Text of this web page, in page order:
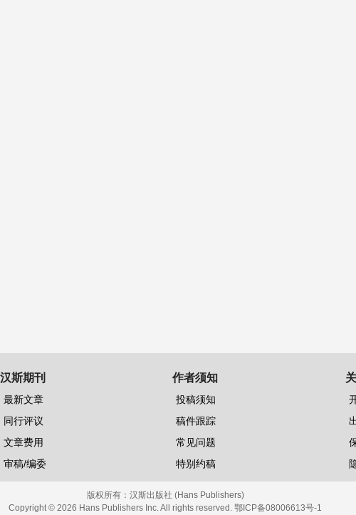
汉斯期刊
最新文章
同行评议
文章费用
审稿/编委
作者须知
投稿须知
稿件跟踪
常见问题
特别约稿
版权所有： 汉斯出版社 (Hans Publishers)
Copyright © 2026 Hans Publishers Inc. All rights reserved. 鄂ICP备08006613号-1